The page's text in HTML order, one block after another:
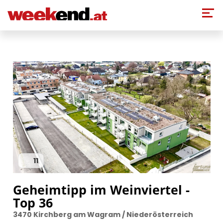
11
Geheimtipp im Weinviertel -
Top 36
3470 Kirchberg am Wagram / Niederösterreich